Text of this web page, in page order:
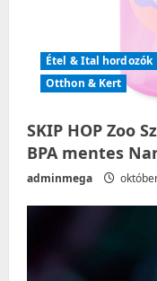
Étel & Ital hordozók
Otthon & Kert
SKIP HOP Zoo
BPA mentes
adminmega